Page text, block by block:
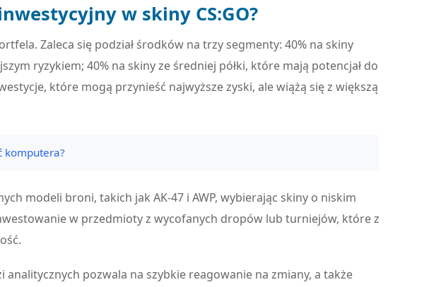
w skiny CS:GO?
Zaleca się podział środków na trzy segmenty: 40% na skiny
ryzykiem; 40% na skiny ze średniej półki, które mają potencjał do
które mogą przynieść najwyższe zyski, ale wiążą się z większą
komputera?
modeli broni, takich jak AK-47 i AWP, wybierając skiny o niskim
w przedmioty z wycofanych dropów lub turniejów, które z
pozwala na szybkie reagowanie na zmiany, a także